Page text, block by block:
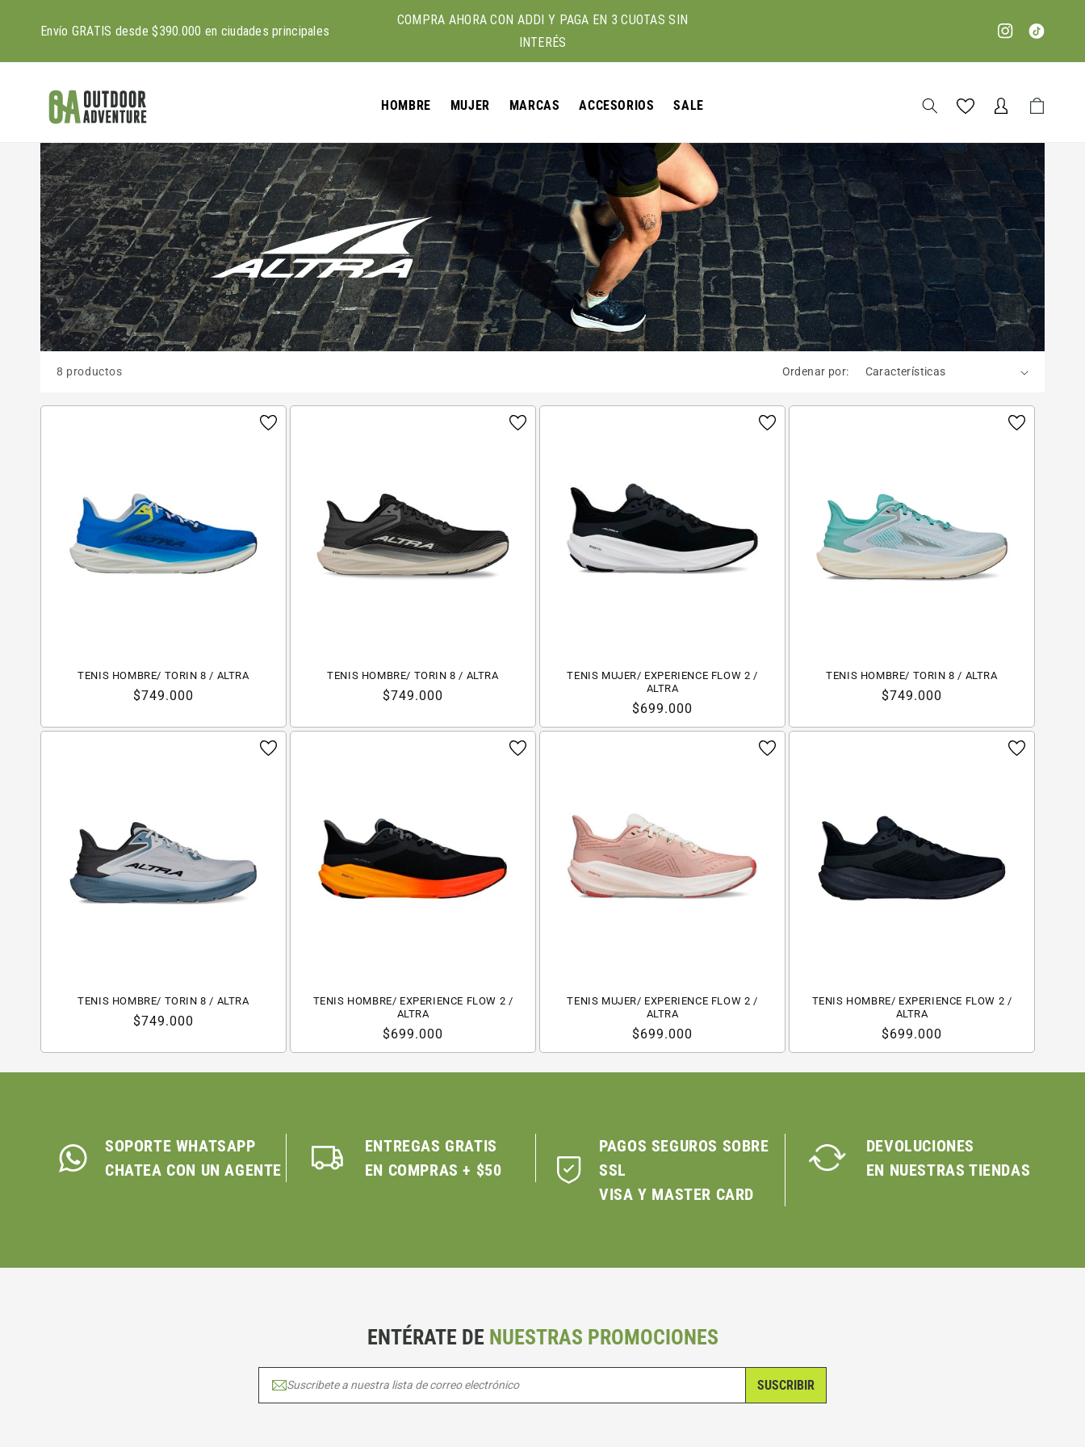
al contenido
Envío GRATIS desde $390.000 en ciudades principales
COMPRA AHORA CON ADDI Y PAGA EN 3 CUOTAS SIN
INTERÉS
HOMBRE MUJER MARCAS ACCESORIOS SALE
Iniciar
sesión
Carrito
8 productos Ordenar por:
TENIS HOMBRE/ TORIN 8 / ALTRA
Precio
$749.000
TENIS HOMBRE/ TORIN 8 / ALTRA
Precio
$749.000
TENIS MUJER/ EXPERIENCE FLOW 2 /
ALTRA
Precio
habitual
$699.000
TENIS HOMBRE/ TORIN 8 / ALTRA
Precio
$749.000
TENIS HOMBRE/ TORIN 8 / ALTRA
Precio
$749.000
TENIS HOMBRE/ EXPERIENCE FLOW 2 /
ALTRA
Precio
habitual
$699.000
TENIS MUJER/ EXPERIENCE FLOW 2 /
ALTRA
Precio
habitual
$699.000
TENIS HOMBRE/ EXPERIENCE FLOW 2 /
ALTRA
Precio
habitual
$699.000
SOPORTE WHATSAPP
CHATEA CON UN AGENTE
ENTREGAS GRATIS
EN COMPRAS + $50
PAGOS SEGUROS SOBRE
SSL
VISA Y MASTER CARD
DEVOLUCIONES
EN NUESTRAS TIENDAS
ENTÉRATE DE NUESTRAS PROMOCIONES
Suscribete a nuestra lista de correo electrónico SUSCRIBIR